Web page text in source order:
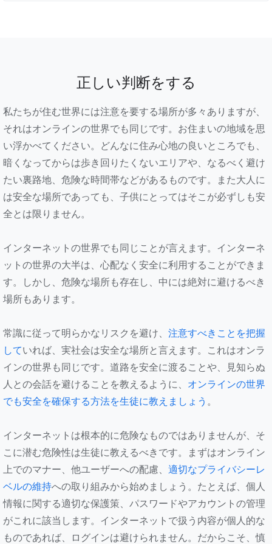
正しい判断をする
私たちが住む世界には注意を要する場所が多々ありますが、
それはオンラインの世界でも同じです。お住まいの地域を思
い浮かべてください。どんなに住み心地の良いところでも、
暗くなってからは歩き回りたくないエリアや、なるべく避け
たい裏路地、危険な時間帯などがあるものです。また大人に
は安全な場所であっても、子供にとってはそこが必ずしも安
全とは限りません。
インターネットの世界でも同じことが言えます。インターネ
ットの世界の大半は、心配なく安全に利用することができま
す。しかし、危険な場所も存在し、中には絶対に避けるべき
場所もあります。
常識に従って明らかなリスクを避け、 注意すべきことを把握
していれば、実社会は安全な場所と言えます。これはオンラ
インの世界も同じです。道路を安全に渡ることや、見知らぬ
人との会話を避けることを教えるように、 オンラインの世界
でも安全を確保する方法を生徒に教えましょう 。
インターネットは根本的に危険なものではありませんが、そ
こに潜む危険性は生徒に教えるべきです。まずはオンライン
上でのマナー、他ユーザーへの配慮、 適切なプライバシーレ
ベルの維持への取り組みから始めましょう。たとえば、個人
情報に関する適切な保護策、パスワードやアカウントの管理
がこれに該当します。インターネットで扱う内容が個人的な
ものであれば、ログインは避けられません。だからこそ、慎